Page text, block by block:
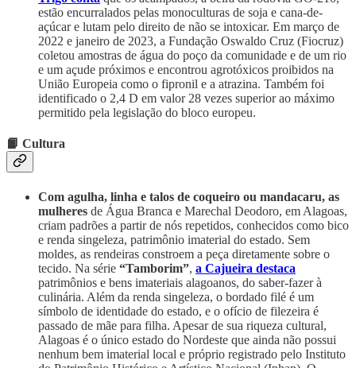
estão encurralados pelas monoculturas de soja e cana-de-
açúcar e lutam pelo direito de não se intoxicar. Em março de
2022 e janeiro de 2023, a Fundação Oswaldo Cruz (Fiocruz)
coletou amostras de água do poço da comunidade e de um rio
e um açude próximos e encontrou agrotóxicos proibidos na
União Europeia como o fipronil e a atrazina. Também foi
identificado o 2,4 D em valor 28 vezes superior ao máximo
permitido pela legislação do bloco europeu.
📙 Cultura
Com agulha, linha e talos de coqueiro ou mandacaru, as
mulheres de Água Branca e Marechal Deodoro, em Alagoas,
criam padrões a partir de nós repetidos, conhecidos como bico
e renda singeleza, patrimônio imaterial do estado. Sem
moldes, as rendeiras constroem a peça diretamente sobre o
tecido. Na série “Tamborim”, a Cajueira destaca
patrimônios e bens imateriais alagoanos, do saber-fazer à
culinária. Além da renda singeleza, o bordado filé é um
símbolo de identidade do estado, e o ofício de filezeira é
passado de mãe para filha. Apesar de sua riqueza cultural,
Alagoas é o único estado do Nordeste que ainda não possui
nenhum bem imaterial local e próprio registrado pelo Instituto